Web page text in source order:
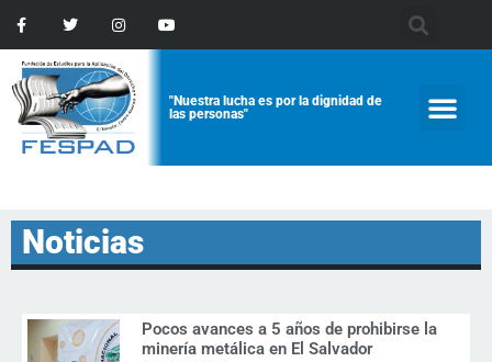
"Nuestra lucha es por la dignidad de
las personas"
Noticias
Pocos avances a 5 años de prohibirse la
minería metálica en El Salvador